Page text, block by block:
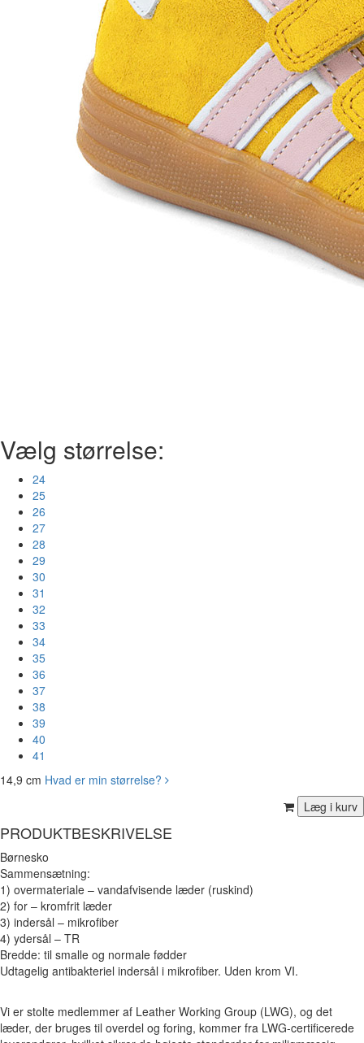
Vælg størrelse:
24
25
26
27
28
29
30
31
32
33
34
35
36
37
38
39
40
41
14,9 cm Hvad er min størrelse?
PRODUKTBESKRIVELSE
Børnesko
Sammensætning:
1) overmateriale – vandafvisende læder (ruskind)
2) for – kromfrit læder
3) indersål – mikrofiber
4) ydersål – TR
Bredde: til smalle og normale fødder
Udtagelig antibakteriel indersål i mikrofiber. Uden krom VI.
Vi er stolte medlemmer af Leather Working Group (LWG), og det
læder, der bruges til overdel og foring, kommer fra LWG-certificerede